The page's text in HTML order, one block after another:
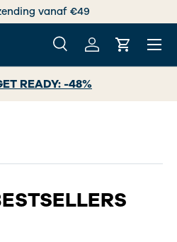
zit in kwaliteit.
ZoekenInloggen
Menu
READY: -48%